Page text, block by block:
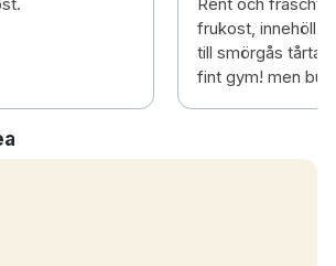
frukost, innehöll
till smörgås tårta!
fint gym! men